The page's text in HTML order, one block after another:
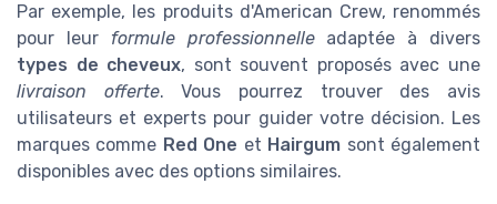
Par exemple, les produits d'American Crew, renommés
pour leur formule professionnelleadaptée à divers
types de cheveux, sont souvent proposés avec une
livraison offerte. Vous pourrez trouver des avis
utilisateurs et experts pour guider votre décision. Les
marques comme Red One et Hairgum sont également
disponibles avec des options similaires.